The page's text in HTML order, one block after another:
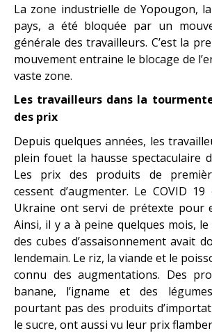
La zone industrielle de Yopougon,
pays, a été bloquée par un
générale des travailleurs. C’est la
mouvement entraine le blocage de
vaste zone.
Les travailleurs dans la
des prix
Depuis quelques années, les
plein fouet la hausse spectaculaire
Les prix des produits de
cessent d’augmenter. Le COVID
Ukraine ont servi de prétexte pour
Ainsi, il y a à peine quelques mois,
des cubes d’assaisonnement avait
lendemain. Le riz, la viande et le
connu des augmentations. Des
banane, l’igname et des
pourtant pas des produits
le sucre, ont aussi vu leur prix